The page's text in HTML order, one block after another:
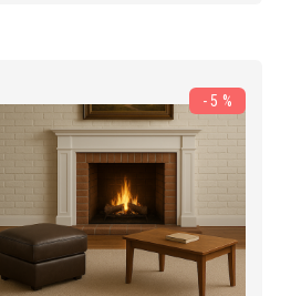
- 5 %